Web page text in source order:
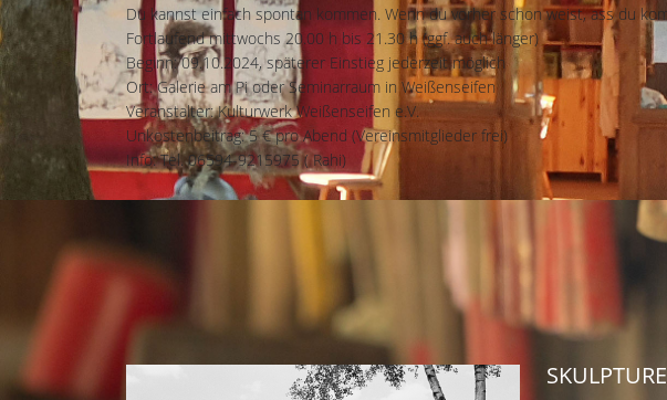
Du kannst einfach spontan kommen. Wenn du vorher schon weist, ass du
Fortlaufend mittwochs 20.00 h bis 21.30 h (ggf. auch länger)
Beginn: 09.10.2024, späterer Einstieg jederzeit möglich
Ort: Galerie am Pi oder Seminarraum in Weißenseifen
Veranstalter: Kulturwerk Weißenseifen e.V.
Unkostenbeitrag: 5 € pro Abend (Vereinsmitglieder frei)
Info: Tel. 06594-9215975 ( Rahi)